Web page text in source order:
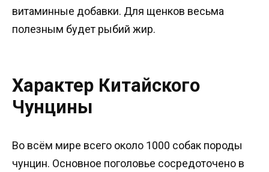
витаминные добавки. Для щенков весьма
полезным будет рыбий жир.
Характер Китайского
Чунцины
Во всём мире всего около 1000 собак породы
чунцин. Основное поголовье сосредоточено в